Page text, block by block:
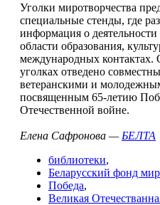
Уголки миротворчества
специальные стенды, где
информация о
области образования,
международных контактах.
уголках отведено
ветеранскими и
посвященным 65-летию
Отечественной войне.
Елена Сафронова — БЕЛТА
библиотеки,
Беларусский фонд
Победа,
Великая